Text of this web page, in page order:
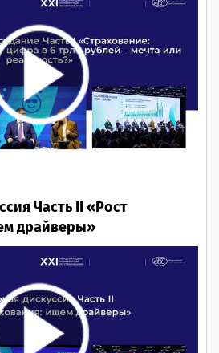
Часть II «Рост
драйверы»